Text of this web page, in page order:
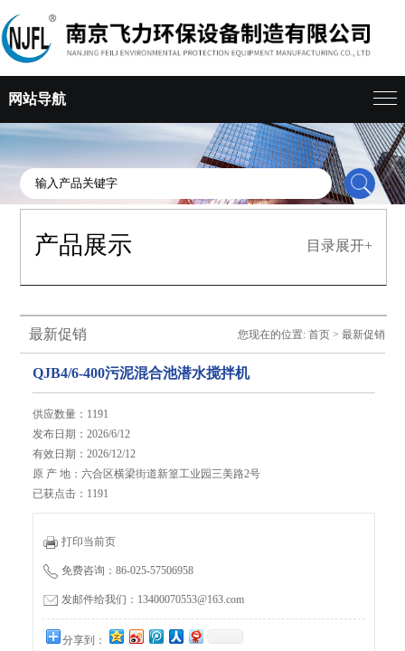
网站导航
产品展示 目录展开+
最新促销 您现在的位置: 首页> 最新促销
QJB4/6-400污泥混合池潜水搅拌机
供应数量：1191
发布日期：2026/6/12
有效日期：2026/12/12
原 产 地：六合区横梁街道新篁工业园三美路2号
已获点击：1191
打印当前页
免费咨询：86-025-57506958
发邮件给我们：13400070553@163.com
分享到：